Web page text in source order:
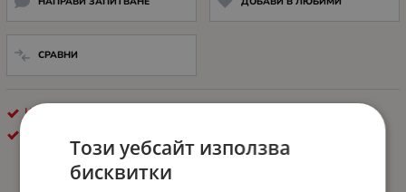
СРАВНИ
КОНСУМАТИВИ ЗА МАСТИЛОСТРУЕН ПЕЧАТ
Този уебсайт използва
бисквитки